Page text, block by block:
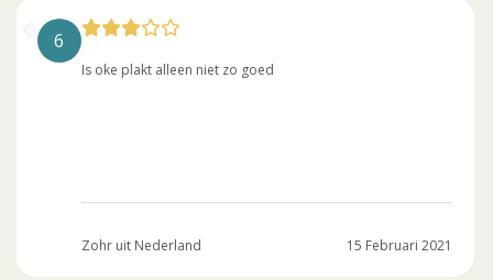
6
Is oke plakt alleen niet zo goed
Zohr uit Nederland 15 Februari 2021